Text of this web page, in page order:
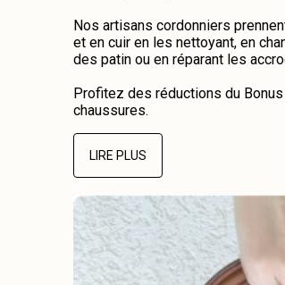
Nos artisans cordonniers
et en cuir en les nettoyant, en
des patin ou en réparant les
Profitez des réductions du
chaussures.
LIRE PLUS